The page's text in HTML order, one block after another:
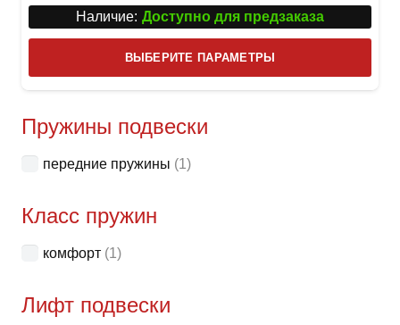
Наличие: Доступно для предзаказа
ВЫБЕРИТЕ ПАРАМЕТРЫ
товар
Пружины подвески
передние пружины (1)
Класс пружин
комфорт (1)
Лифт подвески